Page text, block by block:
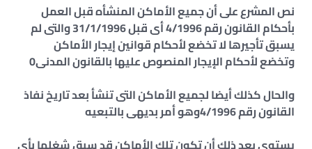
نص المشرع على أن جميع الأماكن المنشأه قبل العمل
بأحكام القانون رقم 4/1996 أى قبل 31/1/1996 والتى لم
يسبق تأجيرها لا تخضع لأحكام قوانين إيجار الأماكن
وتخضع لأحكام الإيجار المنصوص عليها بالقانون المدنى0
والحال كذلك أيضا لجميع الأماكن التى تنشأ بعد تاريخ نفاذ
القانون رقم 4/1996وهو أمر بديهى بالتبعيه
يستوى بعد ذلك أن تكون تلك الأماكن قد سبق شغلها بأى